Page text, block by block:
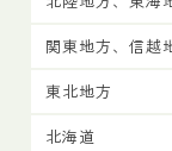
関東地方、信越
東北地方
北海道